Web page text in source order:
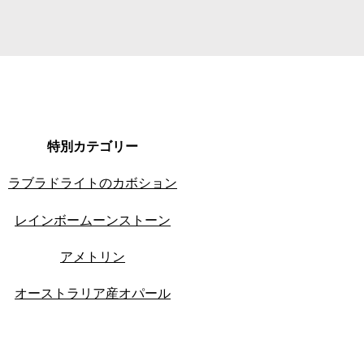
特別カテゴリー
ラブラドライトのカボション
レインボームーンストーン
アメトリン
オーストラリア産オパール